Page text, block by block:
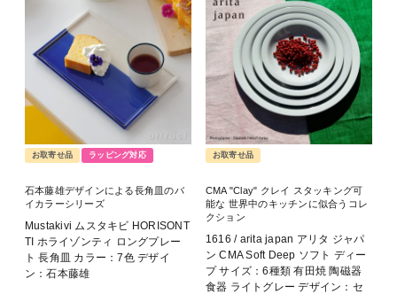
お取寄せ品 ラッピング対応
石本藤雄デザインによる長角皿のバ
イカラーシリーズ
Mustakivi ムスタキビ HORISONT
TI ホライゾンティ ロングプレー
ト 長角皿 カラー：7色 デザイ
ン：石本藤雄
お取寄せ品
CMA "Clay" クレイ スタッキング可
能な 世界中のキッチンに似合うコレ
クション
1616 / arita japan アリタ ジャパ
ン CMA Soft Deep ソフト ディー
プ サイズ：6種類 有田焼 陶磁器
食器 ライトグレー デザイン：セ